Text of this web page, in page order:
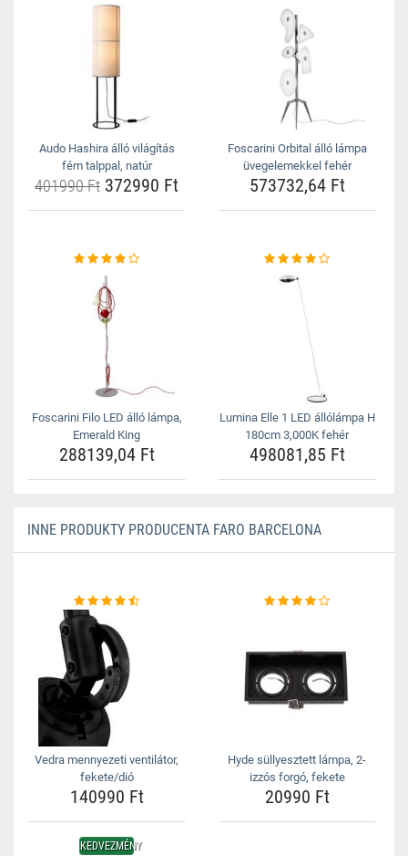
Audo Hashira álló világítás
fém talppal, natúr
401990 Ft 372990 Ft
Foscarini Orbital álló lámpa
üvegelemekkel fehér
573732,64 Ft
Foscarini Filo LED álló lámpa,
Emerald King
288139,04 Ft
Lumina Elle 1 LED állólámpa H
180cm 3,000K fehér
498081,85 Ft
INNE PRODUKTY PRODUCENTA FARO BARCELONA
Vedra mennyezeti ventilátor,
fekete/dió
140990 Ft
Hyde süllyesztett lámpa, 2-
izzós forgó, fekete
20990 Ft
KEDVEZMÉNY